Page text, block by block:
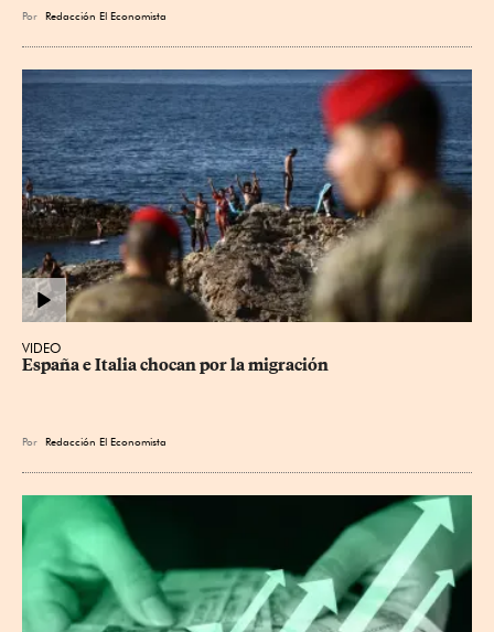
Por Redacción El Economista
VIDEO
España e Italia chocan por la migración
Por Redacción El Economista